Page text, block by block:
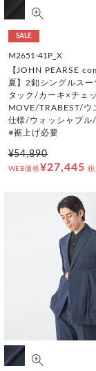
SALE
M2651-41P_X
【JOHN PEARSE
夏】2釦シングルスー
タック/カーキ×チェ
MOVE/TRABEST/ウ
仕様/ウォッシャブ
※裾上げ必要
¥54,890
WEB価格¥27,445 税